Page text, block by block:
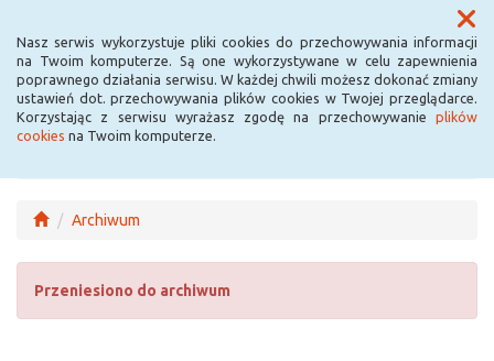
Nasz serwis wykorzystuje pliki cookies do przechowywania informacji
na Twoim komputerze. Są one wykorzystywane w celu zapewnienia
poprawnego działania serwisu. W każdej chwili możesz dokonać zmiany
ustawień dot. przechowywania plików cookies w Twojej przeglądarce.
Korzystając z serwisu wyrażasz zgodę na przechowywanie plików
cookies na Twoim komputerze.
Menu
Archiwum
Przeniesiono do archiwum